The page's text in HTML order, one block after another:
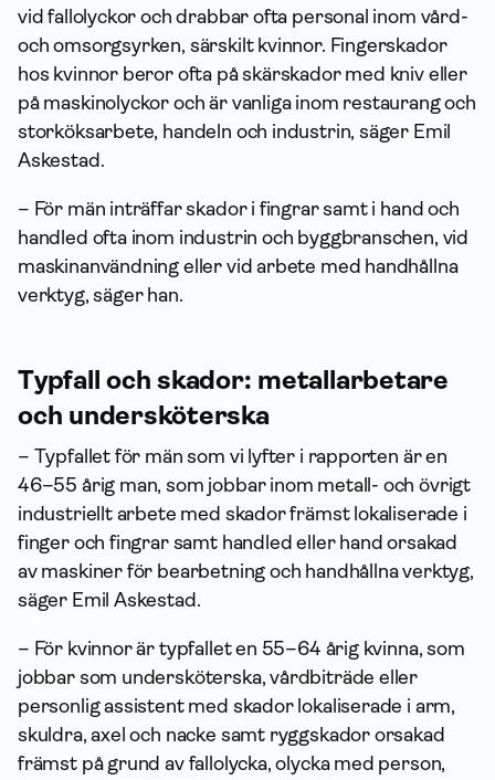
vid fallolyckor och drabbar ofta personal inom vård-
och omsorgsyrken, särskilt kvinnor. Fingerskador
hos kvinnor beror ofta på skärskador med kniv eller
på maskinolyckor och är vanliga inom restaurang och
storköksarbete, handeln och industrin, säger Emil
Askestad.
– För män inträffar skador i fingrar samt i hand och
handled ofta inom industrin och byggbranschen, vid
maskinanvändning eller vid arbete med handhållna
verktyg, säger han.
Typfall och skador: metallarbetare
och undersköterska
– Typfallet för män som vi lyfter i rapporten är en
46–55 årig man, som jobbar inom metall- och övrigt
industriellt arbete med skador främst lokaliserade i
finger och fingrar samt handled eller hand orsakad
av maskiner för bearbetning och handhållna verktyg,
säger Emil Askestad.
– För kvinnor är typfallet en 55–64 årig kvinna, som
jobbar som undersköterska, vårdbiträde eller
personlig assistent med skador lokaliserade i arm,
skuldra, axel och nacke samt ryggskador orsakad
främst på grund av fallolycka, olycka med person,